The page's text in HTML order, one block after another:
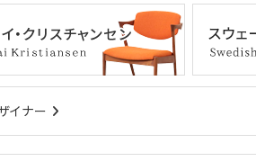
イナー